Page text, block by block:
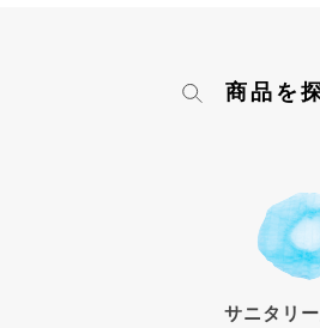
商品を
サニタリ